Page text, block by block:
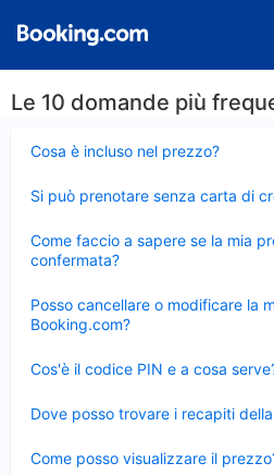
Le 10 domande più
Cosa è incluso nel prezzo?
chiuso
Si può prenotare senza carta di
chiuso
Come faccio a sapere se la mia
confermata?
chiuso
Posso cancellare o modificare la
Booking.com?
chiuso
Cos'è il codice PIN e a cosa
chiuso
Dove posso trovare i recapiti
chiuso
Come posso visualizzare il
chiuso